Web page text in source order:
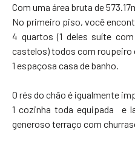
Com uma área bruta de
No primeiro piso, você
4 quartos (1 deles suíte
castelos) todos com roupeiro
1 espaçosa casa de banho.
O rés do chão é igualmente
1 cozinha toda equipada e
generoso terraço com